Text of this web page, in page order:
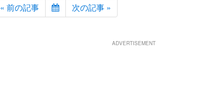
« 前の記事 次の記事 »
ADVERTISEMENT